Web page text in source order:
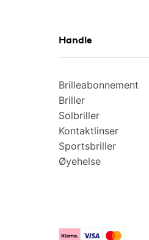
Handle
Brilleabonnement
Briller
Solbriller
Kontaktlinser
Sportsbriller
Øyehelse
KlarnaVisa Mastercard